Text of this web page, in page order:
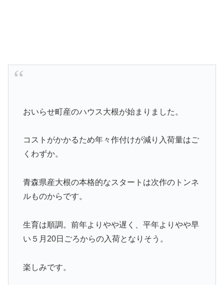
おいらせ町産のハウス大根が始まりました。
コストがかかるため年々作付けが減り入荷量はご
くわずか。
青森県産大根の本格的なスタートは次作のトンネ
ルものからです。
生育は順調。前年よりやや遅く、平年よりやや早
い５月20日ごろからの入荷となりそう。
楽しみです。